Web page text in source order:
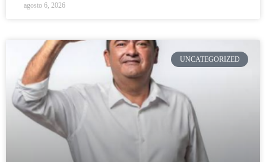
agosto 6, 2026
UNCATEGORIZED